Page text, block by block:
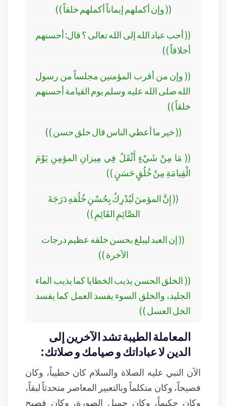
(( وإن أكملهم إيماناً أكملهم خلقاً ))
(( أحب عباد الله إلى الله تعالى ؟ قال: أحسنهم
أخلاقاً ))
(( وإن من أقرب المؤمنين مجلساً من رسول
الله صلى الله عليه وسلم يوم القيامة أحسنهم
خلقاً ))
(( خير ما أعطي الناس قال خلق حسن ))
(( مَا مِنْ شَيْءٍ أَثْقَلُ فِي مِيزانِ المؤمِنِ يَوْمَ
الْقِيامَةِ مِنْ خُلُقٍ حَسَنٍ ))
(( إِنَّ المؤمنَ لَيُدْرِكُ بِحُسْنِ خُلُقهِ دَرَجَةَ
الصَّائِمِ القَائِمِ ))
(( إن العبد ليبلغ بحسن خلقه عظيم درجات
الآخرة ))
(( الخلق الحسن يذيب الخطايا كما يذيب الماء
الجليد، والخلق السوء يفسد العمل كما يفسد
الخل العسل ))
المعاملة الطيبة تشد الآخرين إلى
الدين لا عباداتك و صيامك و صلاتك:
الآن النبي عليه الصلاة والسلام كان خطيباً، وكان
فصيحاً، وكان متكلماً وبالتعبير المعاصر متحدثاً لبقاً،
وكان حكيماً، وكان جميل الصورة، وكان فصيح